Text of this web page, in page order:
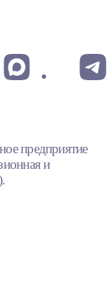
предприятие
и